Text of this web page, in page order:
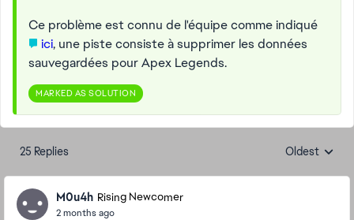
Ce problème est connu de l'équipe comme indiqué
ici, une piste consiste à supprimer les données
sauvegardées pour Apex Legends.
MARKED AS SOLUTION
25 Replies Replies
Oldest
M0u4h Rising Newcomer
2 months ago